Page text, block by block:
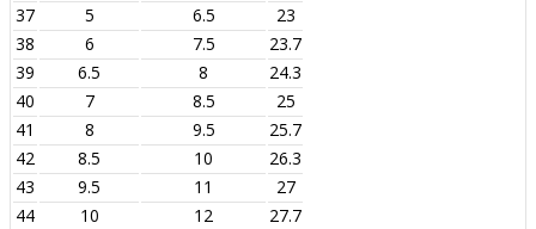
37
5 6.5
23
38
6 7.5
23.7
39
6.5 8
24.3
40
7 8.5
25
41
8 9.5
25.7
42
8.5 10
26.3
43
9.5 11
27
44
10 12
27.7